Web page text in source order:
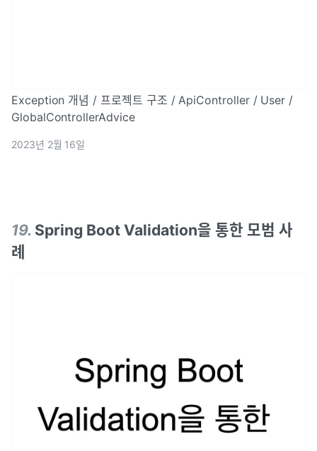
Exception 개념 / 프로젝트 구조 / ApiController / User /
GlobalControllerAdvice
2023년 2월 16일
19. Spring Boot Validation을 통한 모범 사
례